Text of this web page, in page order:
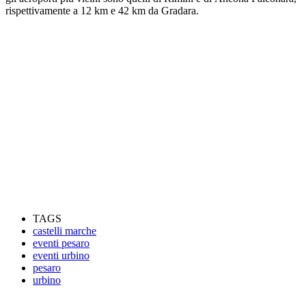
rispettivamente a 12 km e 42 km da Gradara.
TAGS
castelli marche
eventi pesaro
eventi urbino
pesaro
urbino